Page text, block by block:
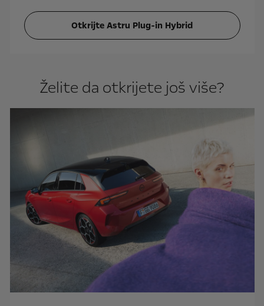
Otkrijte Astru Plug-in Hybrid
Želite da otkrijete još više?